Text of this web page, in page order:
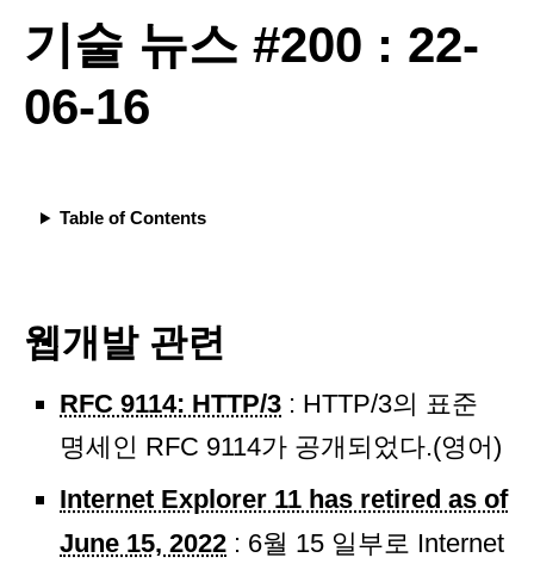
기술 뉴스 #200 : 22-
06-16
Table of Contents
웹개발 관련
RFC 9114: HTTP/3 : HTTP/3의 표준
명세인 RFC 9114가 공개되었다.(영어)
Internet Explorer 11 has retired as of
June 15, 2022 : 6월 15 일부로 Internet